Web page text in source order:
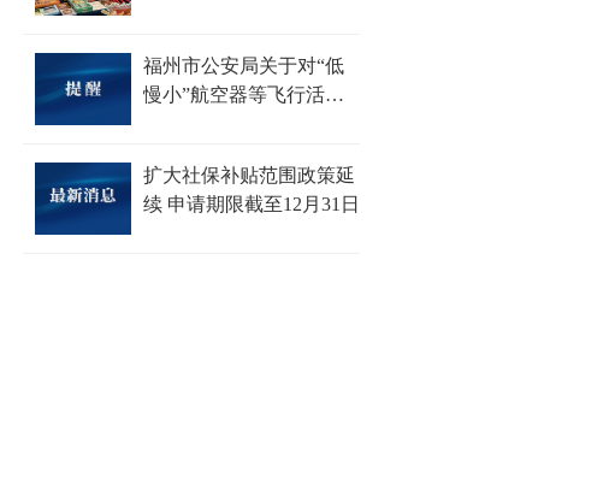
福州市公安局关于对“低
慢小”航空器等飞行活动
扩大社保补贴范围政策延
续 申请期限截至12月31日